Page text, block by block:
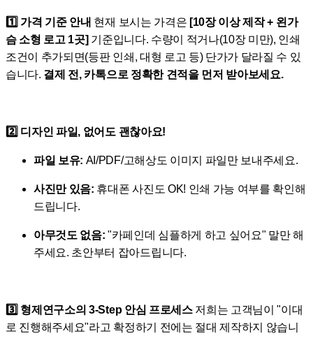
1️⃣ 가격 기준 안내 현재 보시는 가격은 [10장 이상 제작 + 왼가
슴 소형 로고 1곳] 기준입니다. 수량이 적거나(10장 미만), 인쇄
조건이 추가되면(등판 인쇄, 대형 로고 등) 단가가 달라질 수 있
습니다. 결제 전, 카톡으로 정확한 견적을 먼저 받아보세요.
2️⃣ 디자인 파일, 없어도 괜찮아요!
파일 보유: AI/PDF/고해상도 이미지 파일만 보내주세요.
사진만 있음: 휴대폰 사진도 OK! 인쇄 가능 여부를 확인해
드립니다.
아무것도 없음: "카페인데 심플하게 하고 싶어요" 말만 해
주세요. 초안부터 잡아드립니다.
3️⃣ 형제연구소의 3-Step 안심 프로세스저희는 고객님이 "이대
로 진행해주세요"라고 확정하기 전에는 절대 제작하지 않습니